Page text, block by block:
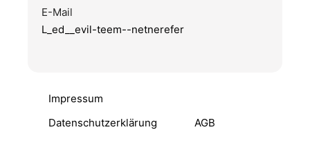
E-Mail
L_ed__evil-teem--netnerefer
Impressum
Datenschutzerklärung
AGB